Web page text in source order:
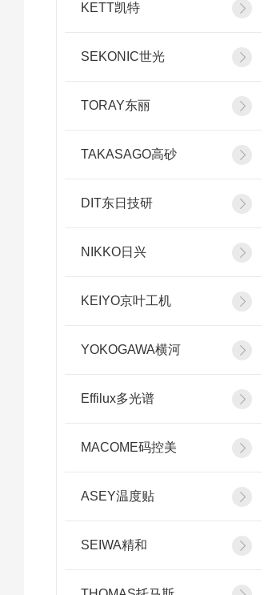
KETT凯特
SEKONIC世光
TORAY东丽
TAKASAGO高砂
DIT东日技研
NIKKO日兴
KEIYO京叶工机
YOKOGAWA横河
Effilux多光谱
MACOME码控美
ASEY温度贴
SEIWA精和